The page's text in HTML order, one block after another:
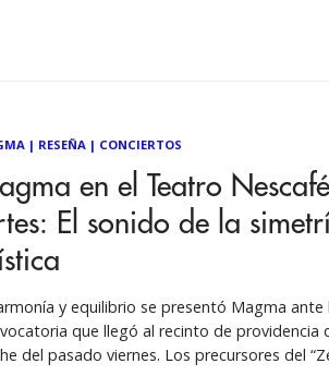
| RESEÑA| CONCIERTOS
en el Teatro
El sonido de la
y equilibrio se presentó Magma ante
que llegó al recinto de providencia
del pasado viernes. Los precursores del